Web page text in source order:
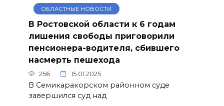
ОБЛАСТНЫЕ НОВОСТИ
В Ростовской области к 6 годам
лишения свободы приговорили
пенсионера-водителя, сбившего
насмерть пешехода
256 15.01.2025
В Семикаракорском районном суде
завершился суд над